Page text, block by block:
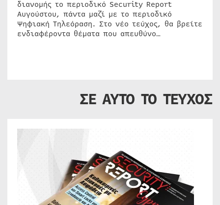
διανομής το περιοδικό Security Report
Αυγούστου, πάντα μαζί με το περιοδικό
Ψηφιακή Τηλεόραση. Στο νέο τεύχος, θα βρείτε
ενδιαφέροντα θέματα που απευθύνο…
ΣΕ ΑΥΤΟ ΤΟ ΤΕΥΧΟΣ